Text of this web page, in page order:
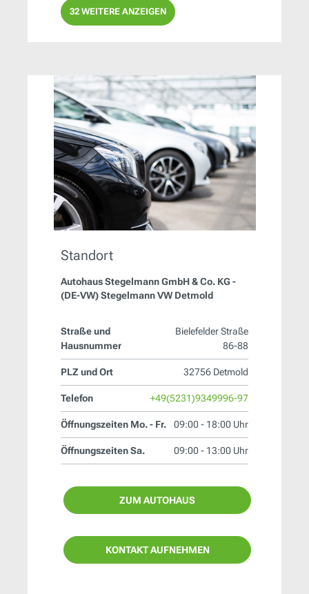
32 WEITERE ANZEIGEN
Standort
Autohaus Stegelmann GmbH & Co. KG -
(DE-VW) Stegelmann VW Detmold
Straße und
Hausnummer
Bielefelder Straße
86-88
PLZ und Ort 32756 Detmold
Telefon +49(5231)9349996-97
Öffnungszeiten Mo. - Fr. 09:00 - 18:00 Uhr
Öffnungszeiten Sa. 09:00 - 13:00 Uhr
ZUM AUTOHAUS
KONTAKT AUFNEHMEN